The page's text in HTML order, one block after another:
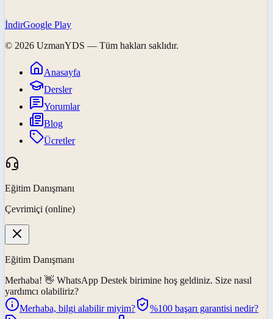
İndirGoogle Play
© 2026 UzmanYDS — Tüm hakları saklıdır.
Anasayfa
Dersler
Yorumlar
Blog
Ücretler
Eğitim Danışmanı
Çevrimiçi (online)
Eğitim Danışmanı
Merhaba! 👋 WhatsApp Destek birimine hoş geldiniz. Size nasıl
yardımcı olabiliriz?
Merhaba, bilgi alabilir miyim?
%100 başarı garantisi nedir?